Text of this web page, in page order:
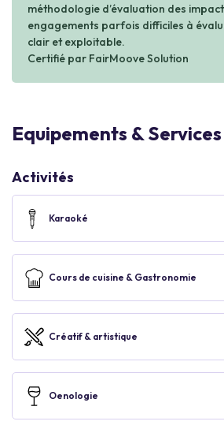
méthodologie d’évaluation des
engagements parfois difficiles à
clair et exploitable.
Certifié par FairMoove Solution
Equipements & Services
Activités
Karaoké
Cours de cuisine & Gastronomie
Créatif & artistique
Oenologie